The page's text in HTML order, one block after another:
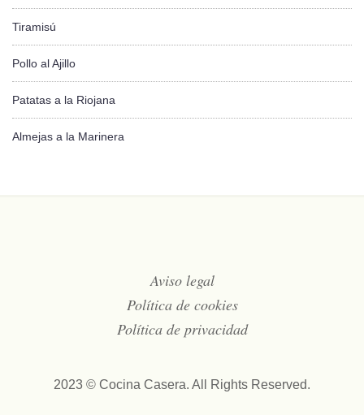
Tiramisú
Pollo al Ajillo
Patatas a la Riojana
Almejas a la Marinera
Aviso legal
Política de cookies
Política de privacidad
2023 © Cocina Casera. All Rights Reserved.